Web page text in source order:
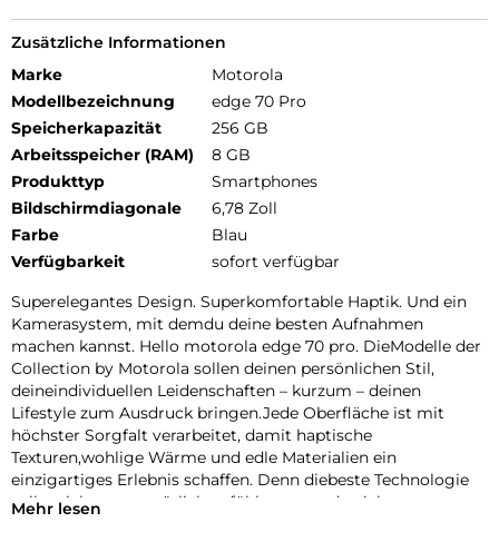
Zusätzliche Informationen
Marke
Motorola
Modellbezeichnung
edge 70 Pro
Speicherkapazität
256 GB
Arbeitsspeicher (RAM)
8 GB
Produkttyp
Smartphones
Bildschirmdiagonale
6,78 Zoll
Farbe
Blau
Verfügbarkeit
sofort verfügbar
Superelegantes Design. Superkomfortable Haptik. Und ein
Kamerasystem, mit demdu deine besten Aufnahmen
machen kannst. Hello motorola edge 70 pro. DieModelle der
Collection by Motorola sollen deinen persönlichen Stil,
deineindividuellen Leidenschaften – kurzum – deinen
Lifestyle zum Ausdruck bringen.Jede Oberfläche ist mit
höchster Sorgfalt verarbeitet, damit haptische
Texturen,wohlige Wärme und edle Materialien ein
einzigartiges Erlebnis schaffen. Denn diebeste Technologie
sollte sich ganz natürlich anfühlen – gerade nicht
Mehr lesen